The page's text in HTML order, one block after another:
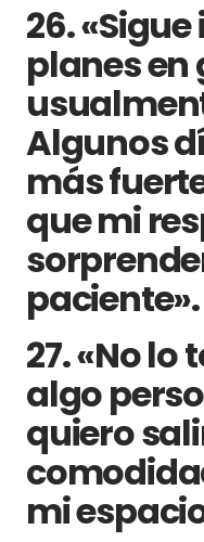
26.
planes
Algunos
más
que mi
paciente».
27. «No lo
algo
quiero
mi